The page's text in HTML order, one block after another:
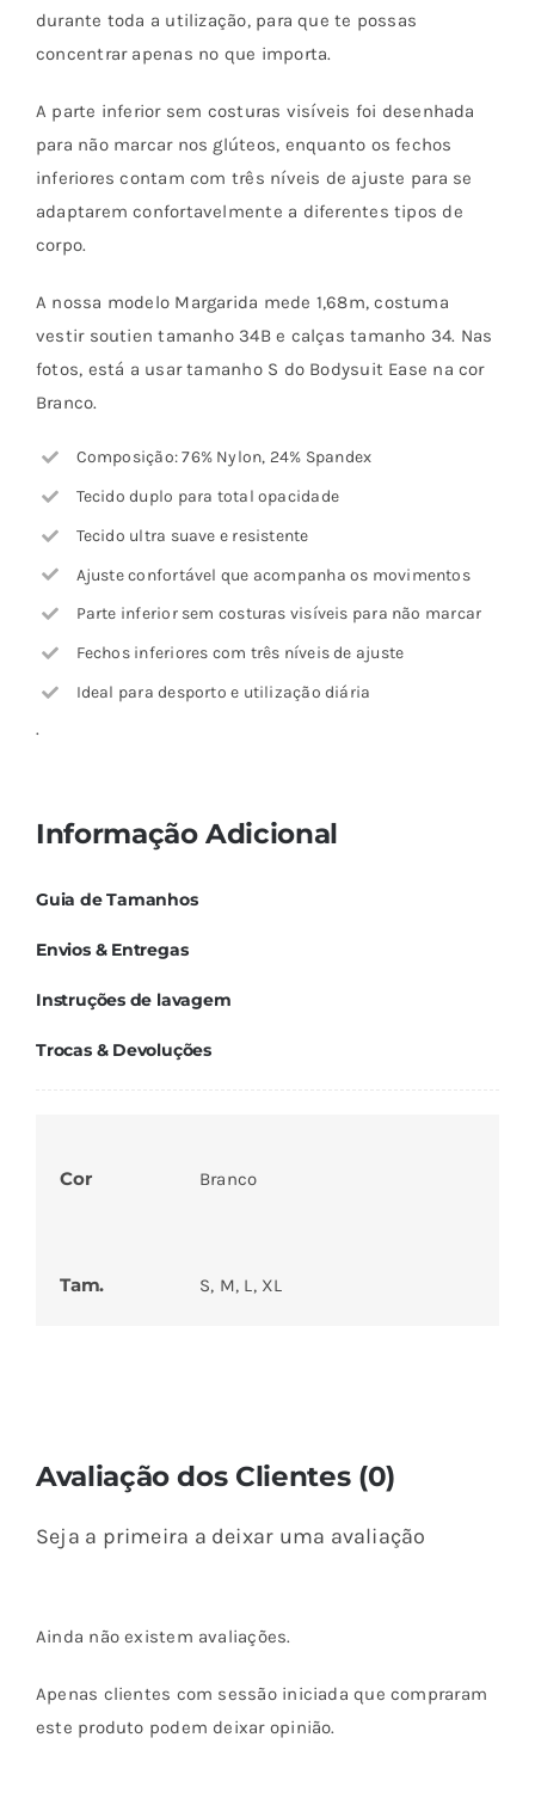
durante toda a utilização, para que te possas
concentrar apenas no que importa.
A parte inferior sem costuras visíveis foi desenhada
para não marcar nos glúteos, enquanto os fechos
inferiores contam com três níveis de ajuste para se
adaptarem confortavelmente a diferentes tipos de
corpo.
A nossa modelo Margarida mede 1,68m, costuma
vestir soutien tamanho 34B e calças tamanho 34. Nas
fotos, está a usar tamanho S do Bodysuit Ease na cor
Branco.
Composição: 76% Nylon, 24% Spandex
Tecido duplo para total opacidade
Tecido ultra suave e resistente
Ajuste confortável que acompanha os movimentos
Parte inferior sem costuras visíveis para não marcar
Fechos inferiores com três níveis de ajuste
Ideal para desporto e utilização diária
.
Informação Adicional
Guia de Tamanhos
Envios & Entregas
Instruções de lavagem
Trocas & Devoluções
Cor Branco
Tam. S, M, L, XL
Avaliação dos Clientes (0)
Seja a primeira a deixar uma avaliação
Ainda não existem avaliações.
Apenas clientes com sessão iniciada que compraram
este produto podem deixar opinião.